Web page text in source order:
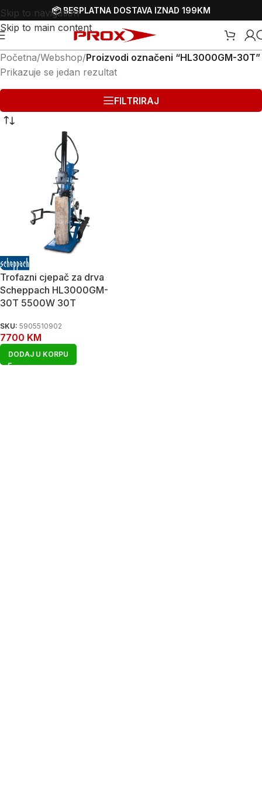
Skip to navigation
Skip to main content
📦 BESPLATNA DOSTAVA IZNAD 199KM
Početna/Webshop/Proizvodi označeni “HL3000GM-30T”
Prikazuje se jedan rezultat
FILTRIRAJ
Trofazni cjepač za drva
Scheppach HL3000GM-
30T 5500W 30T
SKU: 5905510902
7700 KM
DODAJ U KORPU